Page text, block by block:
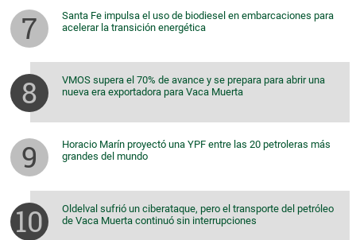
Santa Fe impulsa el uso de biodiesel en embarcaciones para
acelerar la transición energética
VMOS supera el 70% de avance y se prepara para abrir una
nueva era exportadora para Vaca Muerta
Horacio Marín proyectó una YPF entre las 20 petroleras más
grandes del mundo
Oldelval sufrió un ciberataque, pero el transporte del petróleo
de Vaca Muerta continuó sin interrupciones